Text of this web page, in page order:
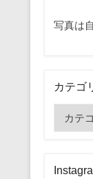
写真は
カテゴ
テ
リ